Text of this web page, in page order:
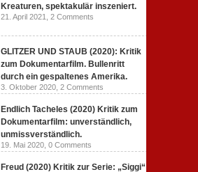
Kreaturen, spektakulär inszeniert.
21. April 2021, 2 Comments
GLITZER UND STAUB (2020): Kritik
zum Dokumentarfilm. Bullenritt
durch ein gespaltenes Amerika.
3. Oktober 2020, 2 Comments
Endlich Tacheles (2020) Kritik zum
Dokumentarfilm: unverständlich,
unmissverständlich.
19. Mai 2020, 0 Comments
Freud (2020) Kritik zur Serie: „Siggi“